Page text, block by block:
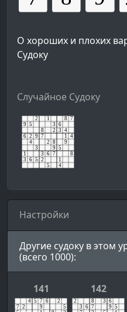
О хороших и плохих
Судоку
Случайное Судоку
Настройки
Другие судоку в этом
(всего 1000):
141 142